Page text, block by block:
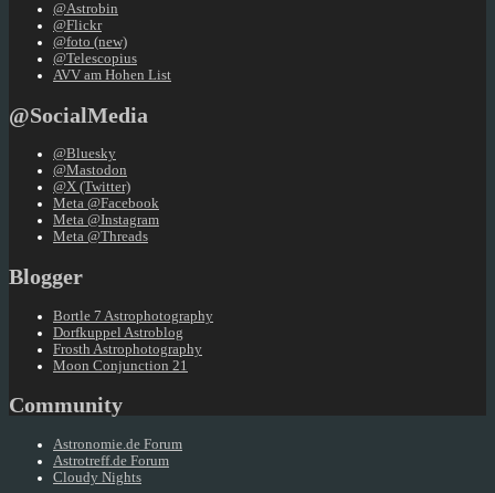
@Astrobin
@Flickr
@foto (new)
@Telescopius
AVV am Hohen List
@SocialMedia
@Bluesky
@Mastodon
@X (Twitter)
Meta @Facebook
Meta @Instagram
Meta @Threads
Blogger
Bortle 7 Astrophotography
Dorfkuppel Astroblog
Frosth Astrophotography
Moon Conjunction 21
Community
Astronomie.de Forum
Astrotreff.de Forum
Cloudy Nights